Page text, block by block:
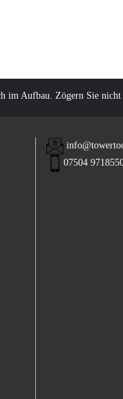
im Aufbau. Zögern Sie
07504